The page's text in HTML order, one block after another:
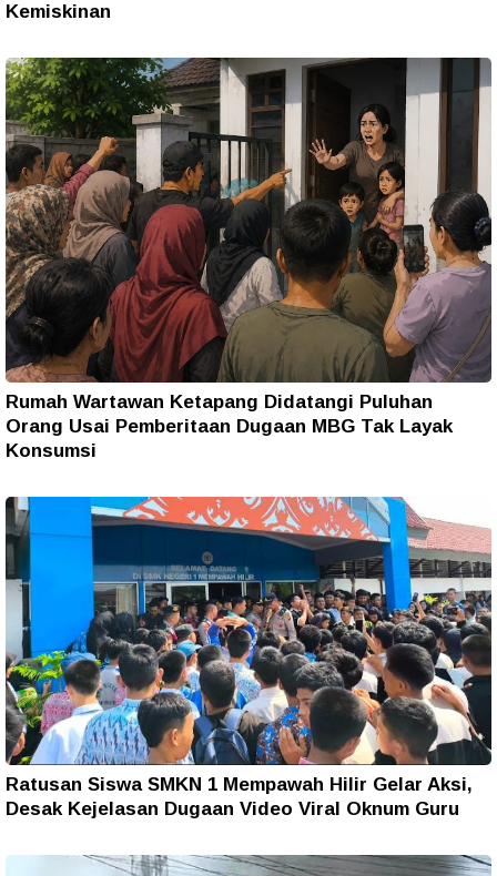
Kemiskinan
Rumah Wartawan Ketapang Didatangi Puluhan
Orang Usai Pemberitaan Dugaan MBG Tak Layak
Konsumsi
Ratusan Siswa SMKN 1 Mempawah Hilir Gelar Aksi,
Desak Kejelasan Dugaan Video Viral Oknum Guru